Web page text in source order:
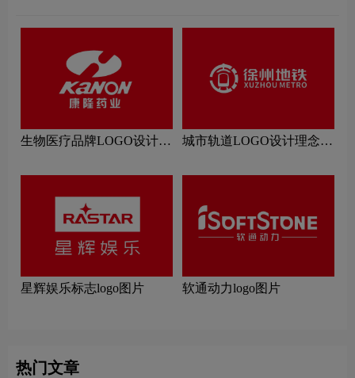
生物医疗品牌LOGO设计理
城市轨道LOGO设计理念解
星辉娱乐标志logo图片 软通动力logo图片
热门文章